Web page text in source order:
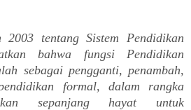
tentang Sistem Pendidikan
bahwa fungsi Pendidikan
sebagai pengganti, penambah,
formal, dalam rangka
sepanjang hayat untuk